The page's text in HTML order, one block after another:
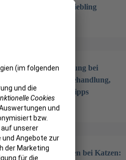
für Ihren Liebling
Zahnreinigung bei
Hunden: Behandlung,
Kosten & Tipps
20 Dez. 2024
Zähne ziehen bei Katzen: